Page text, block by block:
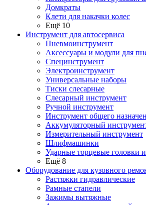
Домкраты
Клети для накачки колес
Ещё 10
Инструмент для автосервиса
Пневмоинструмент
Аксессуары и модули для
Специнструмент
Электроинструмент
Универсальные наборы
Тиски слесарные
Слесарный инструмент
Ручной инструмент
Инструмент общего
Аккумуляторный
Измерительный инструмент
Шлифмашинки
Ударные торцевые головки
Ещё 8
Оборудование для кузовного
Растяжки гидравлические
Рамные стапели
Зажимы вытяжные